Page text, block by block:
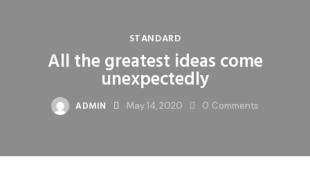
STANDARD
All the greatest ideas come
unexpectedly
ADMIN May 14, 2020 0 Comments